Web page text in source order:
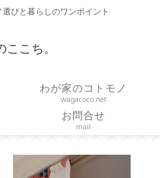
びと暮らしのワンポイント
ここち。
わが家のコトモノ
wagacoco.net
お問合せ
mail